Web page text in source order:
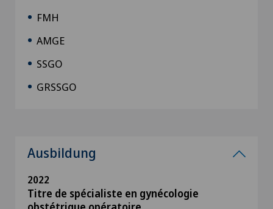
FMH
AMGE
SSGO
GRSSGO
Ausbildung
2022
Titre de spécialiste en gynécologie